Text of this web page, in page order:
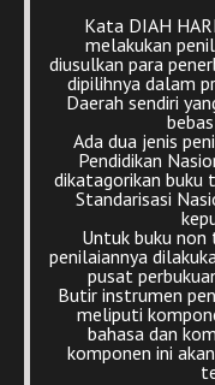
Kata DIAH
melakukan
diusulkan para
dipilihnya dalam
Daerah sendiri
Ada dua jenis
Pendidikan
dikatagorikan buku
Standarisasi
Untuk buku non
penilaiannya
pusat
Butir instrumen
meliputi
bahasa dan
komponen ini